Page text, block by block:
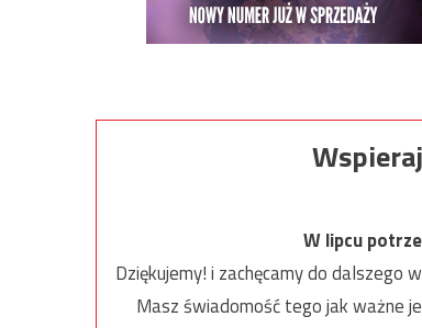
W lipcu
Dziękujemy! i zachęcamy do dalszego
Masz świadomość tego jak ważne